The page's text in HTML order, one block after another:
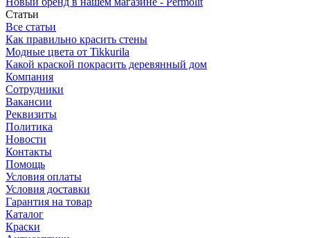
Статьи
Все статьи
Как правильно красить стены
Модные цвета от Tikkurila
Какой краской покрасить деревянный дом
Компания
Сотрудники
Вакансии
Реквизиты
Политика
Новости
Контакты
Помощь
Условия оплаты
Условия доставки
Гарантия на товар
Каталог
Краски